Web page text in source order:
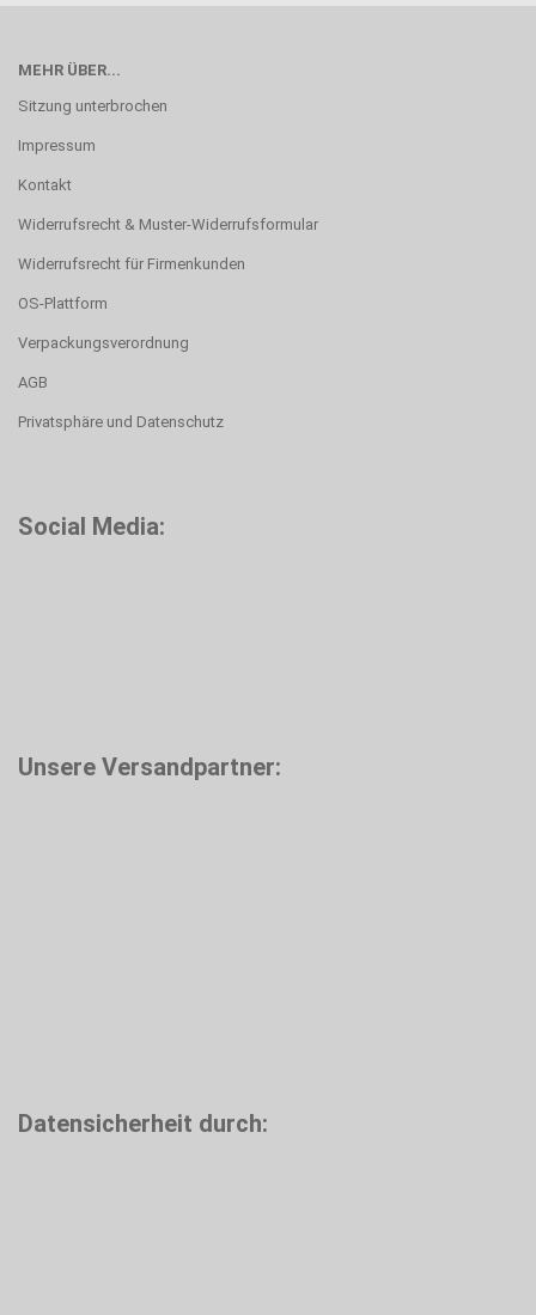
MEHR ÜBER...
Sitzung unterbrochen
Impressum
Kontakt
Widerrufsrecht & Muster-Widerrufsformular
Widerrufsrecht für Firmenkunden
OS-Plattform
Verpackungsverordnung
AGB
Privatsphäre und Datenschutz
Social Media:
Unsere Versandpartner:
Datensicherheit durch: